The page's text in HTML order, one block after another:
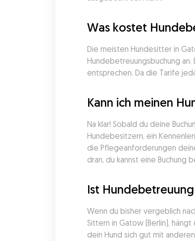
Was kostet
Die meisten Hundesitter in
Hundebetreuungsbuchung
entsprechen. Da die Tarife
Kann ich meinen
Na klar! Sobald du deine
Hundebesitzern, ein
die Pflegeanforderungen
dran, du kannst eine Buchung
Ist
Wenn du bisher vergeblich
Sittern in Gatow (Berlin),
dein Hund sich gut mit